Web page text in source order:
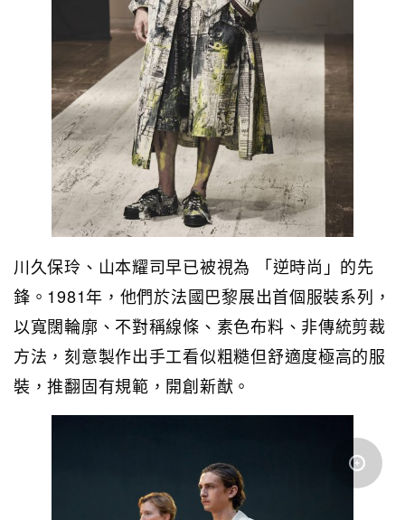
川久保玲、山本耀司早已被視為 「逆時尚」的先
鋒。1981年，他們於法國巴黎展出首個服裝系列，
以寬闊輪廓、不對稱線條、素色布料、非傳統剪裁
方法，刻意製作出手工看似粗糙但舒適度極高的服
裝，推翻固有規範，開創新猷。